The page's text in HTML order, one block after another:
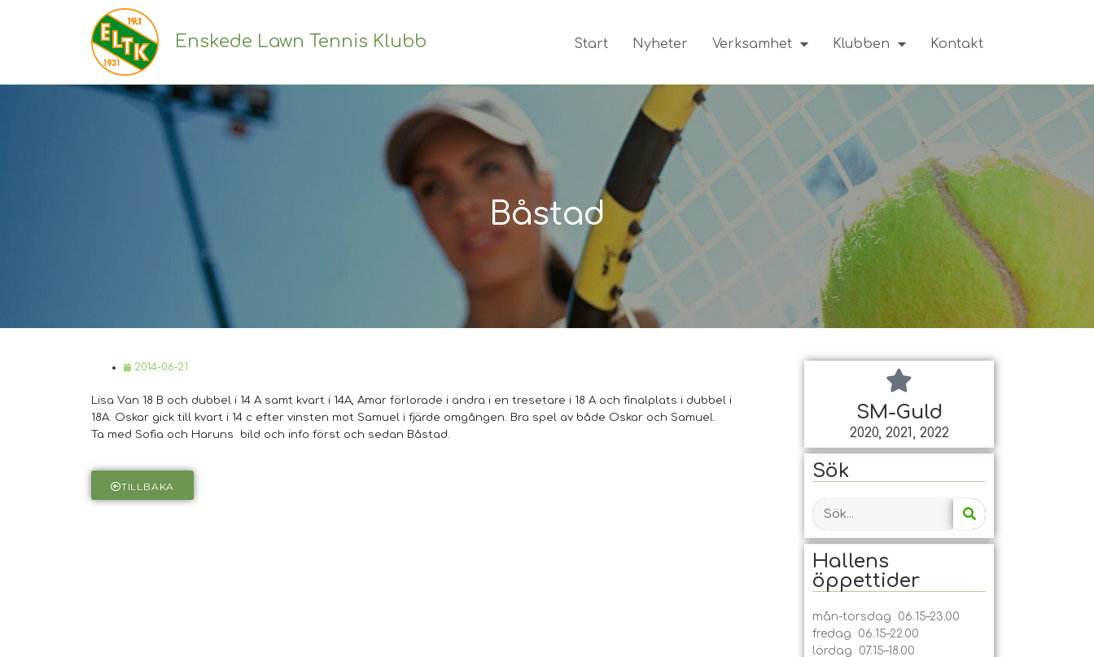
Enskede Lawn Tennis Klubb Start Nyheter Verksamhet Klubben Kontakt
Båstad
2014-06-21
Lisa Van 18 B och dubbel i 14 A samt kvart i 14A, Amar förlorade i andra i en tresetare i 18 A och finalplats i dubbel i
18A. Oskar gick till kvart i 14 c efter vinsten mot Samuel i fjärde omgången. Bra spel av både Oskar och Samuel.
Ta med Sofia och Haruns bild och info först och sedan Båstad.
TILLBAKA
SM-Guld
2020, 2021, 2022
Sök
Hallens
öppet­tider
mån-torsdag 06.15–23.00
fredag 06.15–22.00
lördag 07.15–18.00